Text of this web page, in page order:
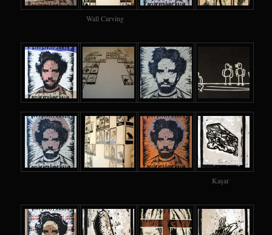
Wall Carving
Kaşar